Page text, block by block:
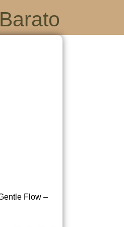
Flow –